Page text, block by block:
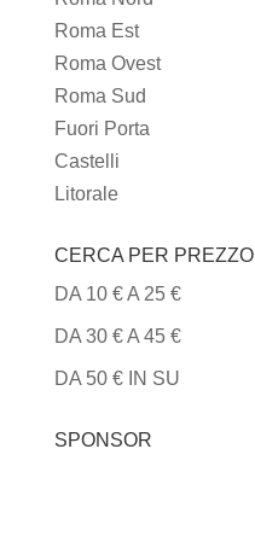
Roma Est
Roma Ovest
Roma Sud
Fuori Porta
Castelli
Litorale
CERCA PER PREZZO
DA 10 € A 25 €
DA 30 € A 45 €
DA 50 € IN SU
SPONSOR